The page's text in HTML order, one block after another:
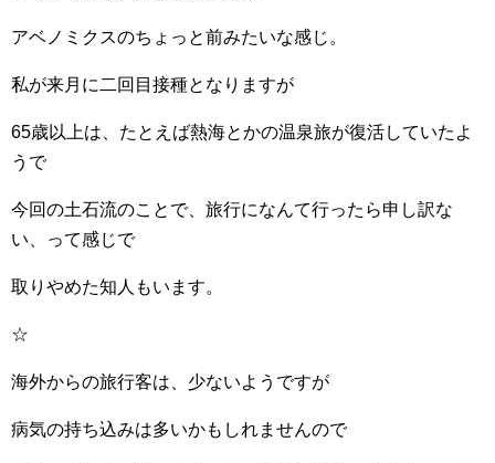
アベノミクスのちょっと前みたいな感じ。
私が来月に二回目接種となりますが
65歳以上は、たとえば熱海とかの温泉旅が復活していたよ
うで
今回の土石流のことで、旅行になんて行ったら申し訳な
い、って感じで
取りやめた知人もいます。
☆
海外からの旅行客は、少ないようですが
病気の持ち込みは多いかもしれませんので